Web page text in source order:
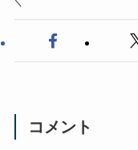
コメント